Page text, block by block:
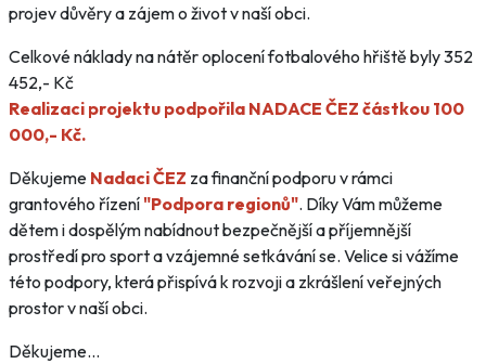
projev důvěry a zájem o život v naší obci.
Celkové náklady na nátěr oplocení fotbalového hřiště byly 352
452,- Kč
Realizaci projektu podpořila NADACE ČEZ částkou 100
000,- Kč.
Děkujeme Nadaci ČEZ za finanční podporu v rámci
grantového řízení"Podpora regionů". Díky Vám můžeme
dětem i dospělým nabídnout bezpečnější a příjemnější
prostředí pro sport a vzájemné setkávání se. Velice si vážíme
této podpory, která přispívá k rozvoji a zkrášlení veřejných
prostor v naší obci.
Děkujeme...